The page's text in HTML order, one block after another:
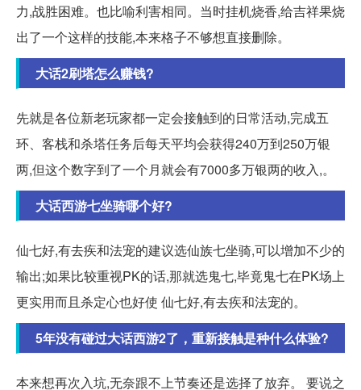
力,战胜困难。也比喻利害相同。当时挂机烧香,给吉祥果烧
出了一个这样的技能,本来格子不够想直接删除。
大话2刷塔怎么赚钱?
先就是各位新老玩家都一定会接触到的日常活动,完成五
环、客栈和杀塔任务后每天平均会获得240万到250万银
两,但这个数字到了一个月就会有7000多万银两的收入,。
大话西游七坐骑哪个好?
仙七好,有去疾和法宠的建议选仙族七坐骑,可以增加不少的
输出;如果比较重视PK的话,那就选鬼七,毕竟鬼七在PK场上
更实用而且杀定心也好使 仙七好,有去疾和法宠的。
5年没有碰过大话西游2了，重新接触是种什么体验?
本来想再次入坑,无奈跟不上节奏还是选择了放弃。 要说之